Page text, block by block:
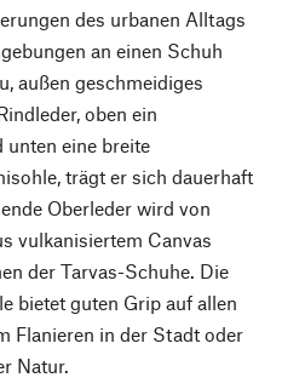
des urbanen Alltags
an einen Schuh
außen geschmeidiges
oben ein
eine breite
trägt er sich dauerhaft
Oberleder wird von
vulkanisiertem Canvas
der Tarvas-Schuhe. Die
bietet guten Grip auf allen
Flanieren in der Stadt oder
Natur.